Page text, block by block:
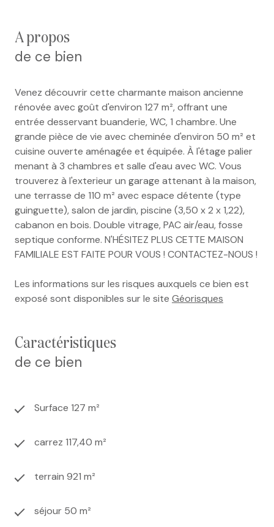
a propos
de ce bien
Venez découvrir cette charmante maison ancienne
rénovée avec goût d'environ 127 m², offrant une
entrée desservant buanderie, WC, 1 chambre. Une
grande pièce de vie avec cheminée d'environ 50 m² et
cuisine ouverte aménagée et équipée. À l'étage palier
menant à 3 chambres et salle d'eau avec WC. Vous
trouverez à l'exterieur un garage attenant à la maison,
une terrasse de 110 m² avec espace détente (type
guinguette), salon de jardin, piscine (3,50 x 2 x 1,22),
cabanon en bois. Double vitrage, PAC air/eau, fosse
septique conforme. N'HÉSITEZ PLUS CETTE MAISON
FAMILIALE EST FAITE POUR VOUS ! CONTACTEZ-NOUS !
Les informations sur les risques auxquels ce bien est
exposé sont disponibles sur le site Géorisques
caractéristiques
de ce bien
Surface 127 m²
carrez 117,40 m²
terrain 921 m²
séjour 50 m²